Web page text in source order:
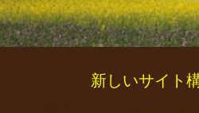
ッ
プ
新しいサイト